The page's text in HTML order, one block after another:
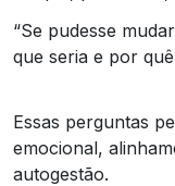
“Se pudesse
que seria e por
Essas perguntas
emocional,
autogestão.